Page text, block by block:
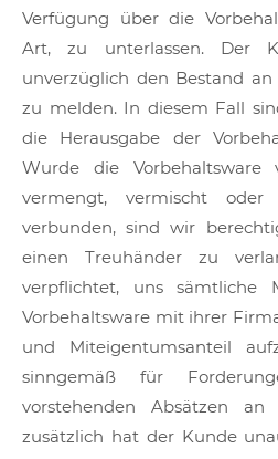
Verfügung über die
Art, zu unterlassen. Der
unverzüglich den Bestand
zu melden. In diesem Fall
die Herausgabe der
Wurde die Vorbehaltsware
vermengt, vermischt
verbunden, sind wir
einen Treuhänder zu
verpflichtet, uns sämtliche
Vorbehaltsware mit ihrer
und Miteigentumsanteil
sinngemäß für
vorstehenden Absätzen
zusätzlich hat der Kunde